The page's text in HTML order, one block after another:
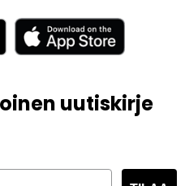
uutiskirje